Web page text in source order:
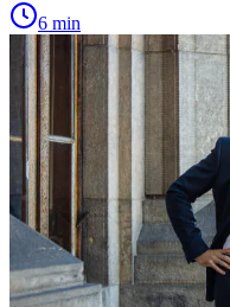
6 min